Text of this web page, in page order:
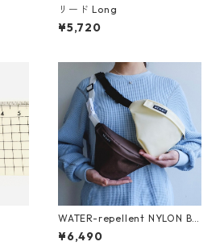
リード Long
¥5,720
WATER-repellent NYLON BA
G
¥6,490